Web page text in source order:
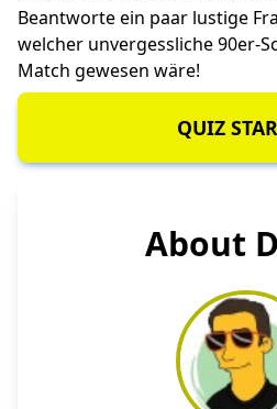
Beantworte ein paar lustige
welcher unvergessliche 90er-
Match gewesen wäre!
QUIZ
About